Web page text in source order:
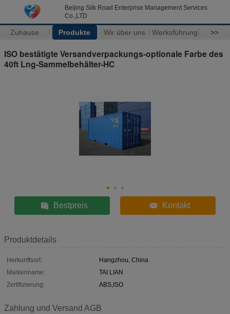
Beijing Silk Road Enterprise Management Services
Co.,LTD
Zuhause Produkte Wir über uns Werksführung >>
ISO bestätigte Versandverpackungs-optionale Farbe des
40ft Lng-Sammelbehälter-HC
Bestpreis Kontakt
Produktdetails
Herkunftsort:
Hangzhou, China
Markenname:
TAI LIAN
Zertifizierung:
ABS,ISO
Zahlung und Versand AGB